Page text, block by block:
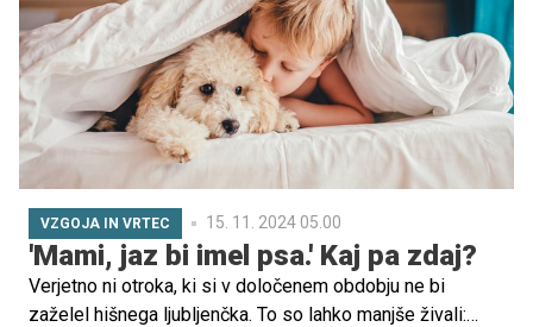
VZGOJA IN VRTEC 15. 11. 2024 05.00
'Mami, jaz bi imel psa.' Kaj pa zdaj?
Verjetno ni otroka, ki si v določenem obdobju ne bi
zaželel hišnega ljubljenčka. To so lahko manjše živali: